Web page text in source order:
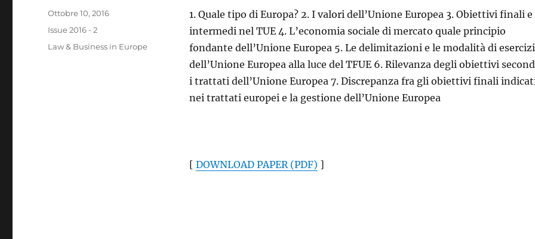
1. Quale tipo di Europa? 2. I valori dell’Unione Europea 3. Obiettivi finali e
intermedi nel TUE 4. L’economia sociale di mercato quale principio
fondante dell’Unione Europea 5. Le delimitazioni e le modalità di
dell’Unione Europea alla luce del TFUE 6. Rilevanza degli obiettivi
i trattati dell’Unione Europea 7. Discrepanza fra gli obiettivi finali
nei trattati europei e la gestione dell’Unione Europea
[ DOWNLOAD PAPER (PDF) ]
Pubblicato
il
Ottobre 10, 2016
Categorie
Issue 2016 - 2
Tag
Law & Business in Europe